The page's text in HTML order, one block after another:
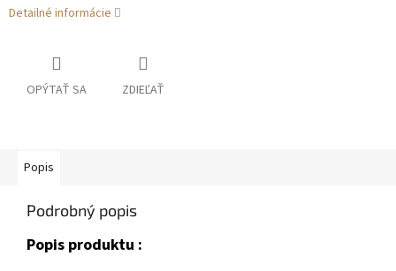
Detailné informácie
OPÝTAŤ SA ZDIEĽAŤ
Popis
Podrobný popis
Popis produktu :